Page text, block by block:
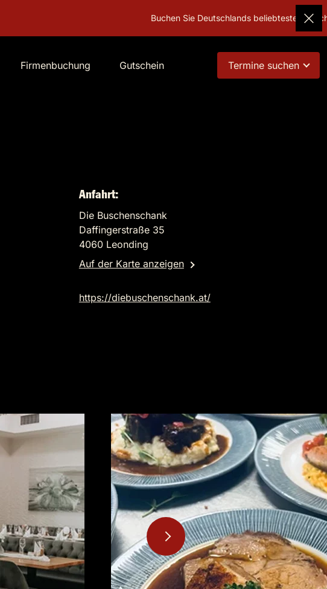
Buchen Sie Deutschlands beliebtestes Geschenk!
Firmenbuchung Gutschein Termine suchen
Anfahrt:
Die Buschenschank
Daffingerstraße 35
4060 Leonding
Auf der Karte anzeigen
https://diebuschenschank.at/